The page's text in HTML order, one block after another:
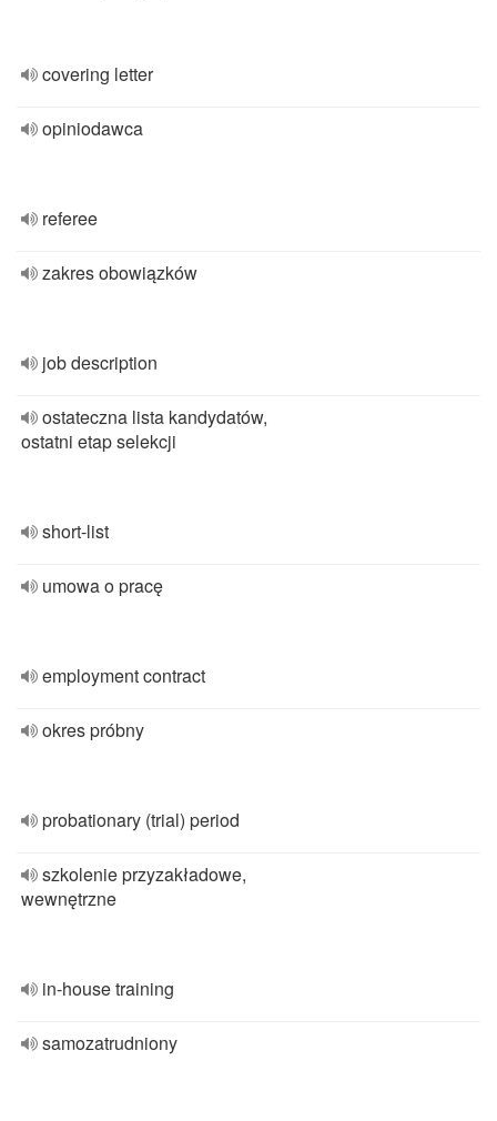
covering letter
opiniodawca
referee
zakres obowiązków
job description
ostateczna lista kandydatów,
ostatni etap selekcji
short-list
umowa o pracę
employment contract
okres próbny
probationary (trial) period
szkolenie przyzakładowe,
wewnętrzne
in-house training
samozatrudniony